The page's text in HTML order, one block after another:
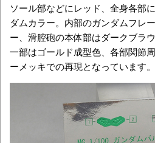
ソール部などにレッド、全身各部
ダムカラー。内部のガンダムフレ
ー、滑腔砲の本体部はダークブラ
一部はゴールド成型色、各部関節
ーメッキでの再現となっています。